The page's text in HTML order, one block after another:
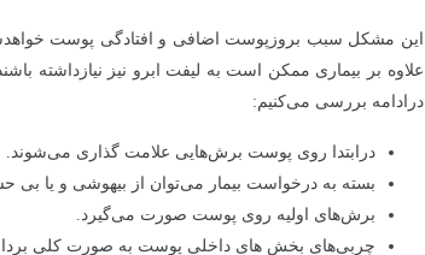
این مشکل سبب بروزپوست اضافی و افتادگی پوست خواهدشد
علاوه بر بیماری ممکن است به لیفت ابرو نیز
درادامه بررسی می‌کنیم:
درابتدا روی پوست برش‌هایی علامت گذاری می‌شوند.
بسته به درخواست بیمار می‌توان از بیهوشی و یا بی
برش‌های اولیه روی پوست صورت می‌گیرد.
چربی‌های بخش های داخلی پوست به صورت کلی